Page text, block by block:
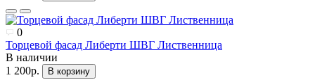
0
Торцевой фасад Либерти ШВГ Лиственница
В наличии
1 200р.
В корзину